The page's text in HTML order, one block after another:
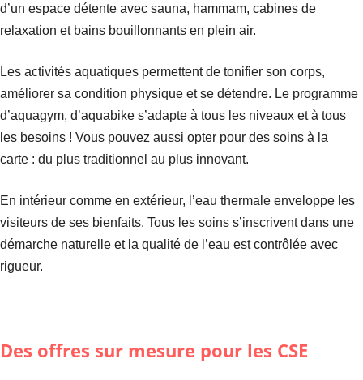
d’un espace détente avec sauna, hammam, cabines de
relaxation et bains bouillonnants en plein air.
Les activités aquatiques permettent de tonifier son corps,
améliorer sa condition physique et se détendre. Le programme
d’aquagym, d’aquabike s’adapte à tous les niveaux et à tous
les besoins ! Vous pouvez aussi opter pour des soins à la
carte : du plus traditionnel au plus innovant.
En intérieur comme en extérieur, l’eau thermale enveloppe les
visiteurs de ses bienfaits. Tous les soins s’inscrivent dans une
démarche naturelle et la qualité de l’eau est contrôlée avec
rigueur.
Des offres sur mesure pour les CSE